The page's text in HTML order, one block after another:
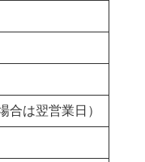
合は翌営業日）